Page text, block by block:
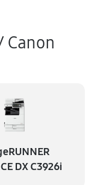
DX C3926i